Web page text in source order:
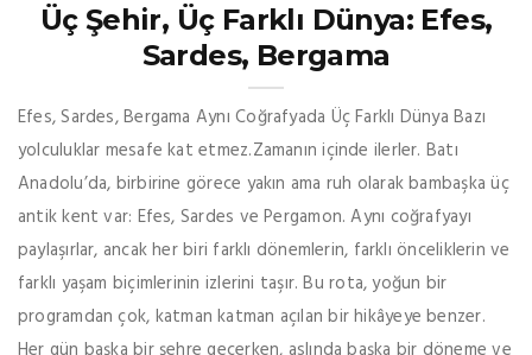
Üç Şehir, Üç Farklı Dünya: Efes,
Sardes, Bergama
Efes, Sardes, Bergama Aynı Coğrafyada Üç Farklı Dünya Bazı
yolculuklar mesafe kat etmez.Zamanın içinde ilerler. Batı
Anadolu’da, birbirine görece yakın ama ruh olarak bambaşka üç
antik kent var: Efes, Sardes ve Pergamon. Aynı coğrafyayı
paylaşırlar, ancak her biri farklı dönemlerin, farklı önceliklerin ve
farklı yaşam biçimlerinin izlerini taşır. Bu rota, yoğun bir
programdan çok, katman katman açılan bir hikâyeye benzer.